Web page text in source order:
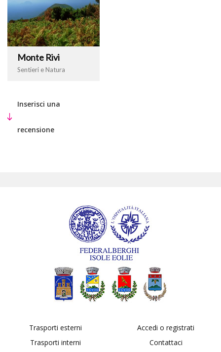
Monte Rivi
Sentieri e Natura
Inserisci una
recensione
Trasporti esterni
Trasporti interni
Accedi o registrati
Contattaci